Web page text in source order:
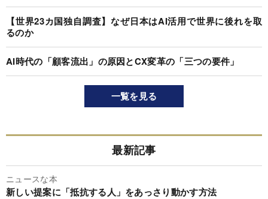
【世界23カ国独自調査】なぜ日本はAI活用で世界に後れを取
るのか
AI時代の「顧客流出」の原因とCX変革の「三つの要件」
一覧を見る
最新記事
ニュースな本
新しい提案に「抵抗する人」をあっさり動かす方法